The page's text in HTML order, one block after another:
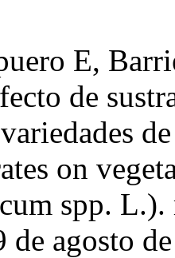
E,
de
on
spp.
de agosto